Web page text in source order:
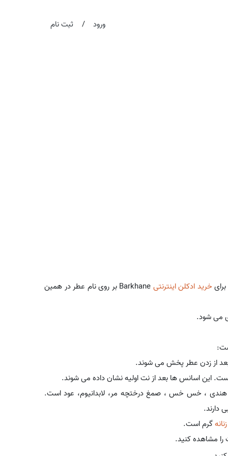
ورود / ثبت نام
خرید ادکلن اینترنتی Barkhane بر روی نام عطر در همین
می شود.
بعد از زدن عطر پخش می شوند.
این اسانس ها بعد از نت اولیه نشان داده می شوند.
هندی ، خس خس ، صمغ درختچه مر، لابدانیوم، عود است.
دارند.
گرم است.
را مشاهده کنید.